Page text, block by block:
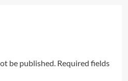
be published. Required fields